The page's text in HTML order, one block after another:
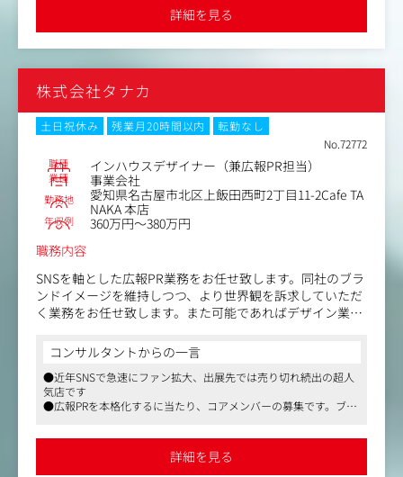
割：広報2割の想定です。
欠です。
アイレクススポーツライフの認知度拡大、そして戦力強化
に繋げるためには、同社の取り組みを発信し、一人でも多
同社の将来を占う重要なミッションに、熱意を持って取り
組んでいただける方を募集しています。
詳細を見る
株式会社タナカ
土日祝休み 残業月20時間以内
転勤なし
No.72772
職種 インハウスデザイナー（兼広報PR担当）
業種 事業会社
勤務地
愛知県名古屋市北区上飯田西町2丁目11-2Cafe TA
NAKA 本店
年収例
360万円～380万円
職務内容
SNSを軸とした広報PR業務をお任せ致します。同社のブラ
ンドイメージを維持しつつ、より世界観を訴求していただ
く業務をお任せ致します。また可能であればデザイン業
予定です。
＜具体的には＞
・Instagramなどでの投稿内容企画、文章作成、投稿後の
反響の分析
・ブランドイメージを作り上げる戦略PR業務
コンサルタントからの一言
●近年SNSで急速にファン拡大、出展先では売り切れ続出の超人
気店です
●広報PRを本格化するに当たり、コアメンバーの募集です。ブラ
●残業月10～20時間程度と少なめでWLBを整えやすい環境です
詳細を見る